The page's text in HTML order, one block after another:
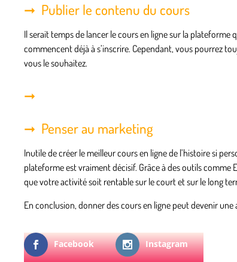
Publier le contenu du cours
Il serait temps de lancer le cours en ligne sur la plateforme
commencent déjà à s’inscrire. Cependant, vous pourrez
vous le souhaitez.
Penser au marketing
Inutile de créer le meilleur cours en ligne de l’histoire si
plateforme est vraiment décisif. Grâce à des outils comme
que votre activité soit rentable sur le court et sur le long
En conclusion, donner des cours en ligne peut devenir
Facebook Instagram